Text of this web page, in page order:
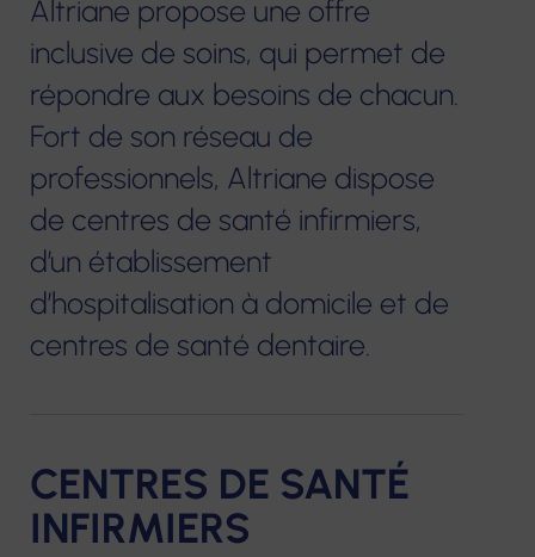
Centres de
santé
infirmiers
Hospitalisation
à domicile
Centres de
santé dentaire
Centres
optiques
Écouter
Voir
Centres
d'audition
Laboratoire
de
Services de soins
infirmiers à
domicile
Services à domicile
éop la
Crèche
Majeurs
Plateforme
Résidences
âgées
temporaires
Habitats
Accueil de jour
Notre construction et nos projets
Nous contacter
Altriane propose une offre
inclusive de soins, qui permet de
répondre aux besoins de chacun.
Fort de son réseau de
professionnels, Altriane dispose
de centres de santé infirmiers,
d’un établissement
d’hospitalisation à domicile et de
centres de santé dentaire.
CENTRES DE SANTÉ
INFIRMIERS